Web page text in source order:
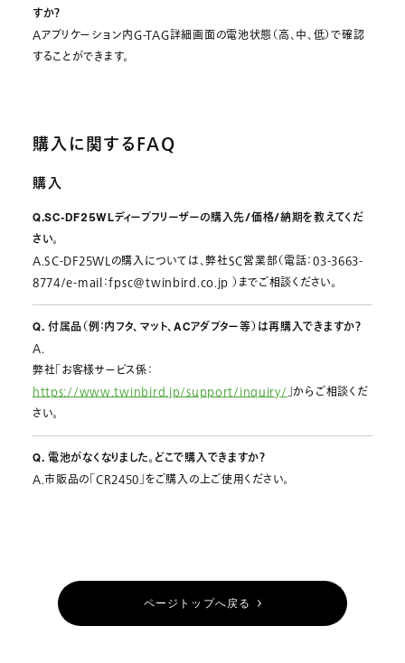
すか？
Aアプリケーション内G-TAG詳細画面の電池状態（高、中、低）で確認
することができます。
購入に関するFAQ
購入
Q.SC-DF25WLディープフリーザーの購入先/価格/納期を教えてくだ
さい。
A.SC-DF25WLの購入については、弊社SC営業部（電話：03-3663-
8774/e-mail：fpsc@twinbird.co.jp ）までご相談ください。
Q. 付属品（例：内フタ、マット、ACアダプター等）は再購入できますか？
A.
弊社「お客様サービス係：
https://www.twinbird.jp/support/inquiry/」からご相談くだ
さい。
Q. 電池がなくなりました。どこで購入できますか？
A.市販品の「CR2450」をご購入の上ご使用ください。
ページトップへ戻る